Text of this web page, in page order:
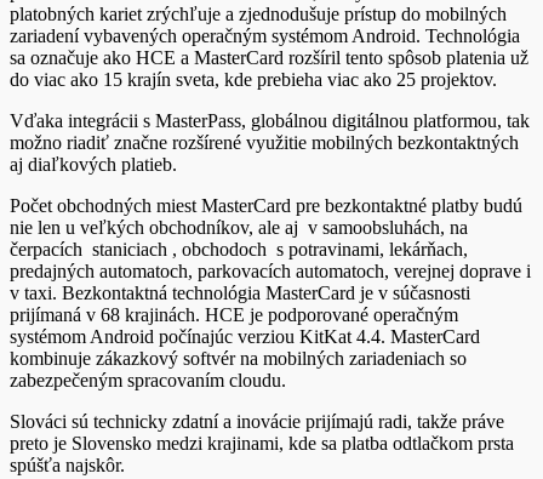
platobných kariet zrýchľuje a zjednodušuje prístup do mobilných
zariadení vybavených operačným systémom Android. Technológia
sa označuje ako HCE a MasterCard rozšíril tento spôsob platenia už
do viac ako 15 krajín sveta, kde prebieha viac ako 25 projektov.
Vďaka integrácii s MasterPass, globálnou digitálnou platformou, tak
možno riadiť značne rozšírené využitie mobilných bezkontaktných
aj diaľkových platieb.
Počet obchodných miest MasterCard pre bezkontaktné platby budú
nie len u veľkých obchodníkov, ale aj v samoobsluhách, na
čerpacích staniciach , obchodoch s potravinami, lekárňach,
predajných automatoch, parkovacích automatoch, verejnej doprave i
v taxi. Bezkontaktná technológia MasterCard je v súčasnosti
prijímaná v 68 krajinách. HCE je podporované operačným
systémom Android počínajúc verziou KitKat 4.4. MasterCard
kombinuje zákazkový softvér na mobilných zariadeniach so
zabezpečeným spracovaním cloudu.
Slováci sú technicky zdatní a inovácie prijímajú radi, takže práve
preto je Slovensko medzi krajinami, kde sa platba odtlačkom prsta
spúšťa najskôr.